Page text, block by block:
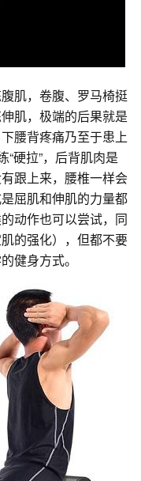
肌，卷腹、罗马椅挺
肌，极端的后果就是
腰背疼痛乃至于患上
“硬拉”，后背肌肉是
跟上来，腰椎一样会
屈肌和伸肌的力量都
动作也可以尝试，同
的强化），但都不要
健身方式。